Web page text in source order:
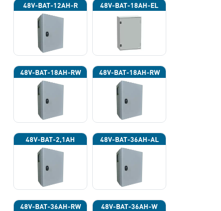
48V-BAT-12AH-R 48V-BAT-18AH-EL
48V-BAT-18AH-RW 48V-BAT-18AH-RW
48V-BAT-2,1AH 48V-BAT-36AH-AL
48V-BAT-36AH-RW 48V-BAT-36AH-W